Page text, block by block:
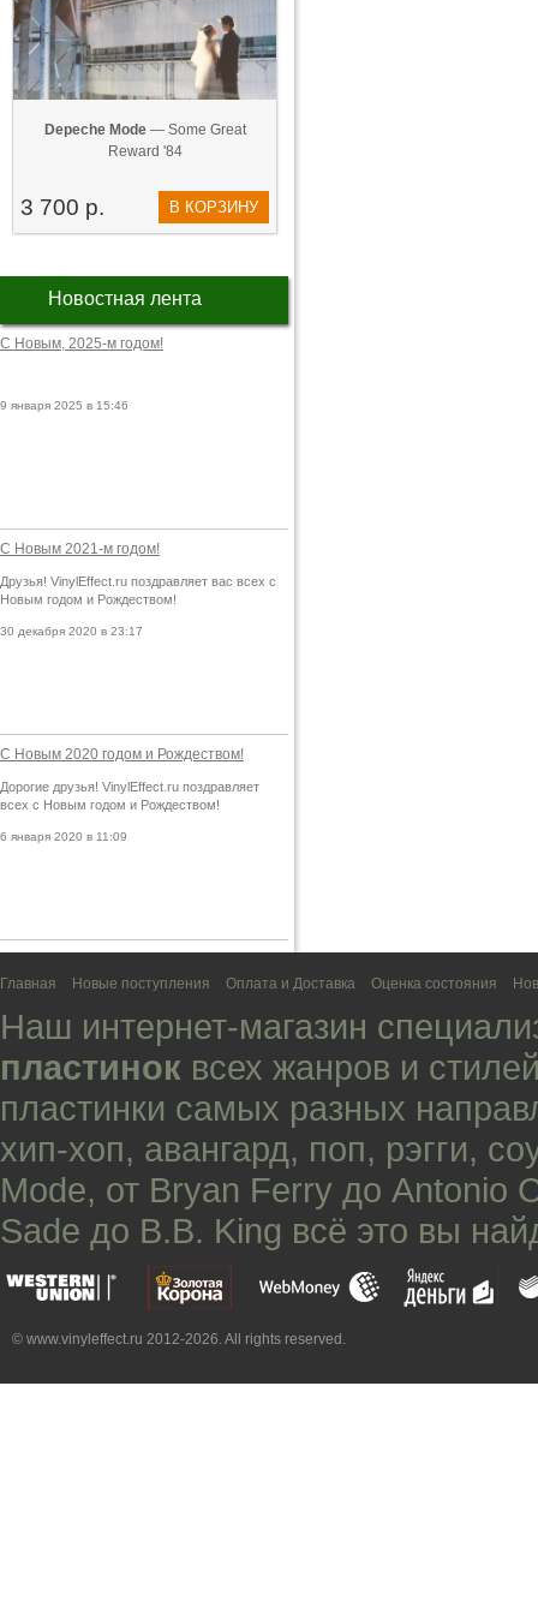
Depeche Mode— Some Great
Reward '84
3 700 р. В КОРЗИНУ
Новостная лента
С Новым, 2025-м годом!
9 января 2025 в 15:46
С Новым 2021-м годом!
Друзья! VinylEffect.ru поздравляет вас всех с
Новым годом и Рождеством!
30 декабря 2020 в 23:17
С Новым 2020 годом и Рождеством!
Дорогие друзья! VinylEffect.ru поздравляет
всех с Новым годом и Рождеством!
6 января 2020 в 11:09
Главная Новые поступления Оплата и Доставка Оценка состояния
Наш интернет-магазин
пластинок всех жанров и
пластинки самых разных
хип-хоп, авангард, поп, рэгги,
Mode, от Bryan Ferry до Antonio
Sade до B.B. King всё это вы
© www.vinyleffect.ru 2012-2026. All rights reserved.